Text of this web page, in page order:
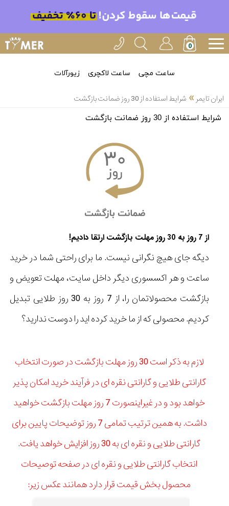
ساعت مچی ساعت لاکچری زیورآلات
ایران تایمر » شرایط استفاده از 30 روز ضمانت بازگشت
شرایط استفاده از 30 روز ضمانت بازگشت
از 7 روز به 30 روز مهلت بازگشت ارتقا دادیم!
دیگه جای هیچ نگرانی نیست. ما برای راحتی شما در خرید
ساعت و هر اکسسوری دیگر داخل سایت، مهلت تعویض و
بازگشت محصولاتمان را، از 7 روز به 30 روز طلایی تبدیل
کردیم. محصولی که از ما خرید کرده اید را دوست ندارید؟
لازم به ذکر است 30 روز مهلت بازگشت در صورت انتخاب
گارانتی طلایی و گارانتی نقره ای در فرآیند خرید امکان پذیر
خواهد بود و در غیراینصورت 7 روز مهلت بازگشت خواهید
داشت. به همین ترتیب تمامی 7 روز توضیحات پایین برای
گارانتی طلایی و نقره ای به 30 روز افزایش خواهد یافت.
انتخاب گارانتی طلایی و نقره ای در صفحه توصیحات
محصول بخش قیمت قرار دارد همانند عکس زیر: